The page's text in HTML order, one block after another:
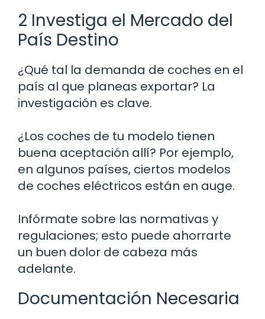
2 Investiga el Mercado del
País Destino
¿Qué tal la demanda de coches en el
país al que planeas exportar? La
investigación es clave.
¿Los coches de tu modelo tienen
buena aceptación allí? Por ejemplo,
en algunos países, ciertos modelos
de coches eléctricos están en auge.
Infórmate sobre las normativas y
regulaciones; esto puede ahorrarte
un buen dolor de cabeza más
adelante.
Documentación Necesaria